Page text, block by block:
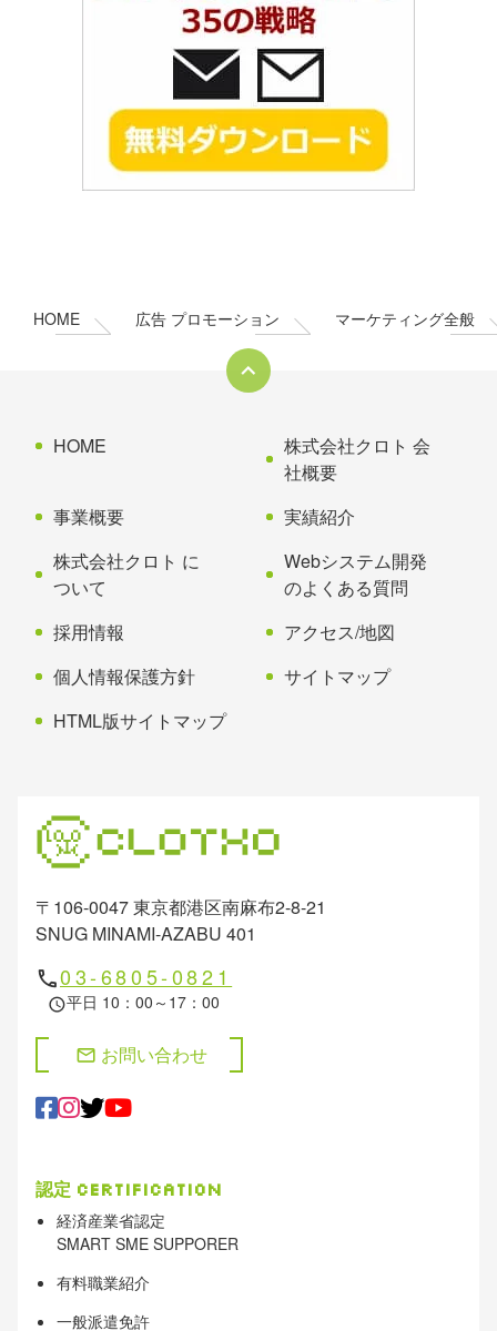
HOME 広告 プロモーション マーケティング全般
〒106-0047 東京都港区南麻布2-8-21
SNUG MINAMI-AZABU 401
phone03-6805-0821
schedule平日 10：00～17：00
mail お問い合わせ
認定 Certification
経済産業省認定
SMART SME SUPPORER
有料職業紹介
一般派遣免許
HOME
株式会社クロト 会
社概要
事業概要
実績紹介
株式会社クロト に
ついて
Webシステム開発
のよくある質問
採用情報
アクセス/地図
個人情報保護方針
サイトマップ
HTML版サイトマップ